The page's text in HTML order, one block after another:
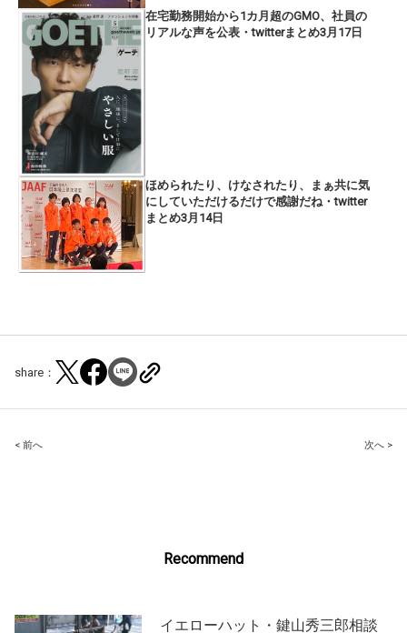
在宅勤務開始から1カ月超のGMO、社員の
リアルな声を公表・twitterまとめ3月17日
ほめられたり、けなされたり、まぁ共に気
にしていただけるだけで感謝だね・twitter
まとめ3月14日
share：
Post
< 前へ 次へ >
Recommend
イエローハット・鍵山秀三郎相談